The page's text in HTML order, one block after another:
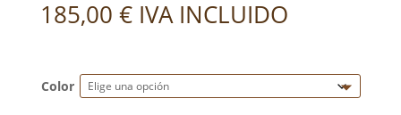
185,00 € IVA INCLUIDO
Color